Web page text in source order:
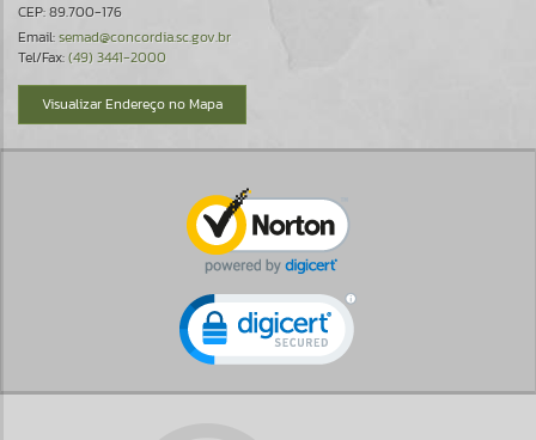
CEP: 89.700-176
Email:semad@concordia.sc.gov.br
Tel/Fax:(49) 3441-2000
Visualizar Endereço no Mapa